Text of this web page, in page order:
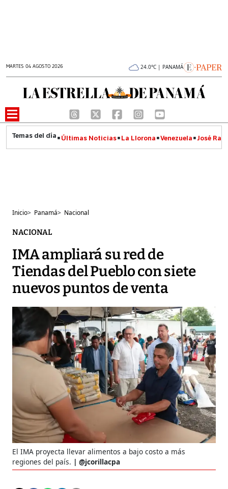
MARTES 04 AGOSTO 2026 24.0°C | PANAMÁ
Últimas Noticias La Llorona Venezuela José
Inicio> Panamá> Nacional
NACIONAL
IMA ampliará su red de
Tiendas del Pueblo con siete
nuevos puntos de venta
El IMA proyecta llevar alimentos a bajo costo a más
regiones del país.
@jcorillacpa